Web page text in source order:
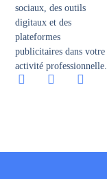
sociaux, des outils
digitaux et des
plateformes
publicitaires dans votre
activité professionnelle.